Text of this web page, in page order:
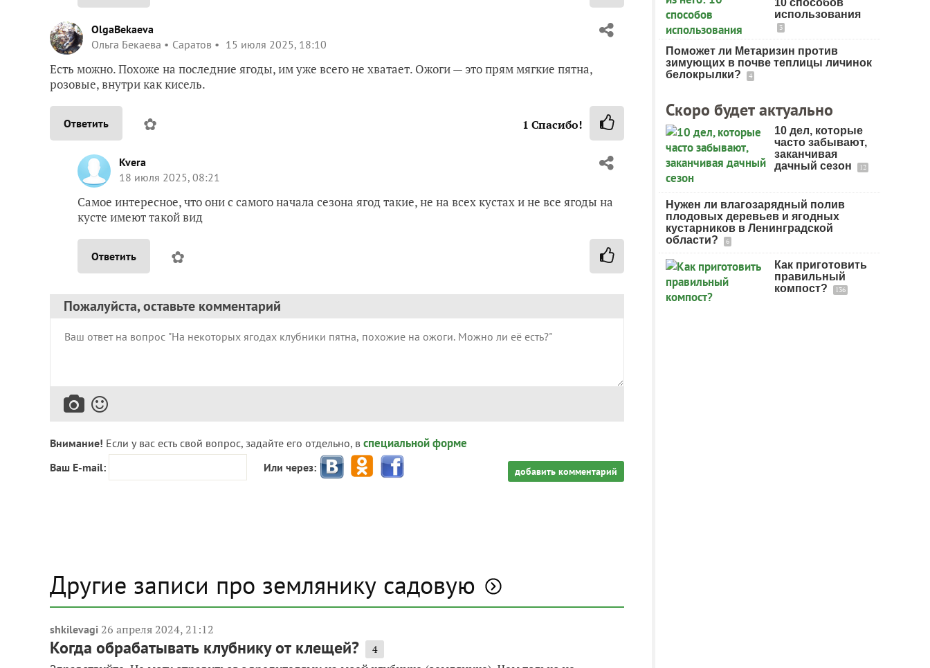
OlgaBekaeva
Ольга Бекаева
Саратов 15 июля 2025, 18:10
Есть можно. Похоже на последние ягоды, им уже всего не хватает. Ожоги — это прям мягкие пятна,
розовые, внутри как кисель.
Ответить ✿ 1 Спасибо!
Kvera
18 июля 2025, 08:21
Самое интересное, что они с самого начала сезона ягод такие, не на всех кустах и не все ягоды на
кусте имеют такой вид
Ответить ✿
Пожалуйста, оставьте комментарий
Внимание! Если у вас есть свой вопрос, задайте его отдельно, в специальной форме
Ваш E-mail: Или через: добавить комментарий
Другие записи про землянику садовую
shkilevagi 26 апреля 2024, 21:12
Когда обрабатывать клубнику от клещей? 4
10 способов
использования
3
Поможет ли Метаризин против
зимующих в почве теплицы личинок
белокрылки?
4
Скоро будет актуально
10 дел, которые
часто забывают,
заканчивая
дачный сезон
12
Нужен ли влагозарядный полив
плодовых деревьев и ягодных
кустарников в Ленинградской
области?
6
Как приготовить
правильный
компост?
136